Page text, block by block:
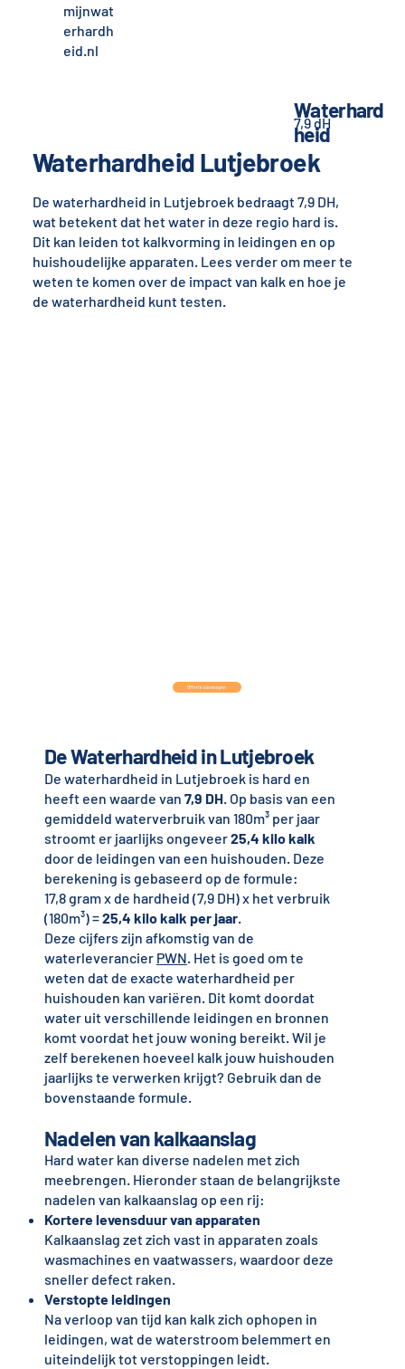
mijnwat
erhardh
eid.nl
Waterhardheid Lutjebroek
De waterhardheid in Lutjebroek bedraagt 7,9 DH,
wat betekent dat het water in deze regio hard is.
Dit kan leiden tot kalkvorming in leidingen en op
huishoudelijke apparaten. Lees verder om meer te
weten te komen over de impact van kalk en hoe je
de waterhardheid kunt testen.
Waterhard
heid
7,9 dH
De Waterhardheid in Lutjebroek
De waterhardheid in Lutjebroek is hard en
heeft een waarde van 7,9 DH. Op basis van een
gemiddeld waterverbruik van 180m³ per jaar
stroomt er jaarlijks ongeveer25,4 kilo kalk
door de leidingen van een huishouden. Deze
berekening is gebaseerd op de formule:
17,8 gram x de hardheid (7,9 DH) x het verbruik
(180m³) =25,4 kilo kalk per jaar.
Deze cijfers zijn afkomstig van de
waterleverancier PWN. Het is goed om te
weten dat de exacte waterhardheid per
huishouden kan variëren. Dit komt doordat
water uit verschillende leidingen en bronnen
komt voordat het jouw woning bereikt. Wil je
zelf berekenen hoeveel kalk jouw huishouden
jaarlijks te verwerken krijgt? Gebruik dan de
bovenstaande formule.
Nadelen van kalkaanslag
Hard water kan diverse nadelen met zich
meebrengen. Hieronder staan de belangrijkste
nadelen van kalkaanslag op een rij:
Kortere levensduur van apparaten
Kalkaanslag zet zich vast in apparaten zoals
wasmachines en vaatwassers, waardoor deze
sneller defect raken.
Verstopte leidingen
Na verloop van tijd kan kalk zich ophopen in
leidingen, wat de waterstroom belemmert en
uiteindelijk tot verstoppingen leidt.
Offerte aanvragen